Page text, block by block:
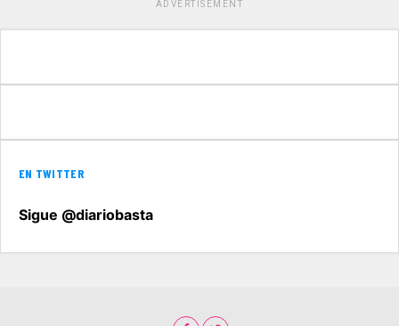
ADVERTISEMENT
EN TWITTER
Sigue @diariobasta